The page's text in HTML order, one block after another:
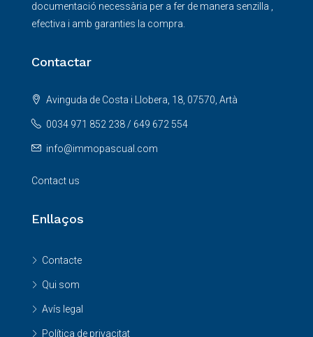
documentació necessària per a fer de manera senzilla ,
efectiva i amb garanties la compra.
Contactar
Avinguda de Costa i Llobera, 18, 07570, Artà
0034 971 852 238 / 649 672 554
info@immopascual.com
Contact us
Enllaços
Contacte
Qui som
Avís legal
Política de privacitat